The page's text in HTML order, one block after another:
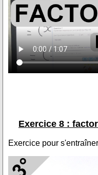
Exercice 8 :
Exercice pour